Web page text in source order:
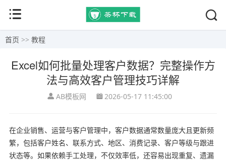
首页 >> 教程
Excel如何批量处理客户数据？完整操作方
法与高效客户管理技巧详解
AB模板网 2026-05-17 11:45:00
在企业销售、运营与客户管理中，客户数据通常数量庞大且更新频
繁，包括客户姓名、联系方式、地区、消费记录、客户等级与跟进
状态等。如果依赖手工处理，不仅效率低，还容易出现重复、遗漏